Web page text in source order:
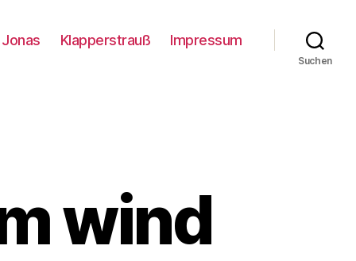
Jonas Klapperstrauß Impressum
Suchen
wind